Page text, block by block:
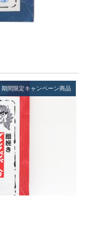
期間限定キャンペーン商品